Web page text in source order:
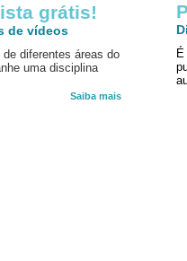
grátis!
de vídeos
diferentes áreas do
uma disciplina
Saiba mais